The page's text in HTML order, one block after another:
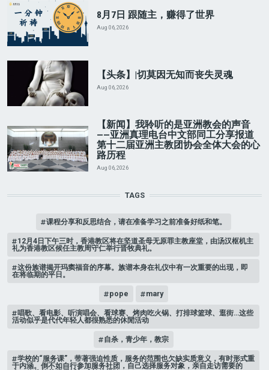
8月7日 跟随主，赚得了世界
Aug 06, 2026
【头条】|切莫因无知而丧失灵魂
Aug 06, 2026
【新闻】我聆听的是亚洲教会的声音
——亚洲真理电台中文部同工分享报道
第十二届亚洲主教团协会全体大会的心
路历程
Aug 06, 2026
TAGS
课程分享和反思结合，请在准备学习之前准备好纸和笔。
12月4日下午三时，香港教区将在坚道圣母无原罪主教座堂，由汤汉枢机主
礼为香港教区候任主教周守仁举行晋牧典礼。
这份族谱揭开玛窦福音的序幕。族谱本身在礼仪中有一次重要的出现，即
在将临期的平日。
pope mary
唱歌、看电影、听演唱会、看球赛、烤肉吃火锅、打排球篮球、逛街…这些
活动似乎是代代年轻人都很熟悉的休閒活动
自杀，青少年，教宗
学校的“服务课”，带著强迫性质，服务的范围也欠缺实质意义，有时形式重
于内涵。倒不如自行参加服务社团，自己选择服务对象，亲自走访需要的